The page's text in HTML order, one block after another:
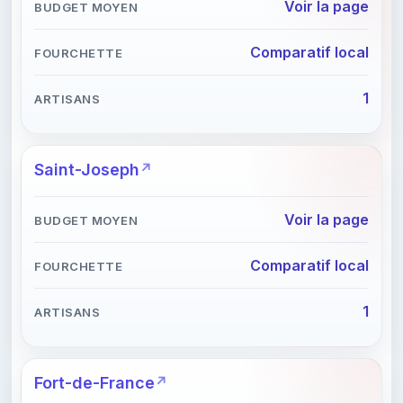
Voir la page
Comparatif local
1
Saint-Joseph
Voir la page
Comparatif local
1
Fort-de-France